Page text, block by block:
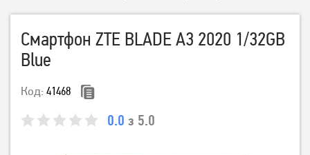
Смартфон ZTE BLADE A3 2020 1/32GB
Blue
Код: 41468
0.0 з 5.0